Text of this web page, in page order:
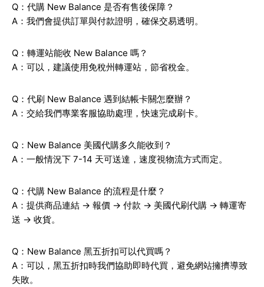
Q：代購 New Balance 是否有售後保障？
A：我們會提供訂單與付款證明，確保交易透明。
Q：轉運站能收 New Balance 嗎？
A：可以，建議使用免稅州轉運站，節省稅金。
Q：代刷 New Balance 遇到結帳卡關怎麼辦？
A：交給我們專業客服協助處理，快速完成刷卡。
Q：New Balance 美國代購多久能收到？
A：一般情況下 7-14 天可送達，速度視物流方式而定。
Q：代購 New Balance 的流程是什麼？
A：提供商品連結 → 報價 → 付款 → 美國代刷代購 → 轉運寄
送 → 收貨。
Q：New Balance 黑五折扣可以代買嗎？
A：可以，黑五折扣時我們協助即時代買，避免網站擁擠導致
失敗。